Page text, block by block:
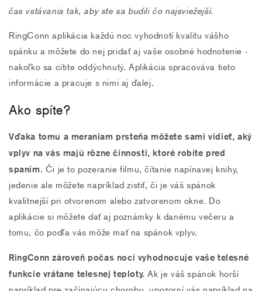
čas vstávania tak, aby ste sa budili čo najsviežejší.
RingConn aplikácia každú noc vyhodnotí kvalitu vášho
spánku a môžete do nej pridať aj vaše osobné hodnotenie -
nakoľko sa cítite oddýchnutý. Aplikácia spracováva tieto
informácie a pracuje s nimi aj ďalej.
Ako spíte?
Vďaka tomu a meraniam prsteňa môžete sami vidieť, aký
vplyv na vás majú rôzne činnosti, ktoré robíte pred
spaním. Či je to pozeranie filmu, čítanie napínavej knihy,
jedenie ale môžete napríklad zistiť, či je váš spánok
kvalitnejší pri otvorenom alebo zatvorenom okne. Do
aplikácie si môžete dať aj poznámky k danému večeru a
tomu, čo podľa vás môže mať na spánok vplyv.
RingConn zároveň počas noci vyhodnocuje vaše telesné
funkcie vrátane telesnej teploty. Ak je váš spánok horší